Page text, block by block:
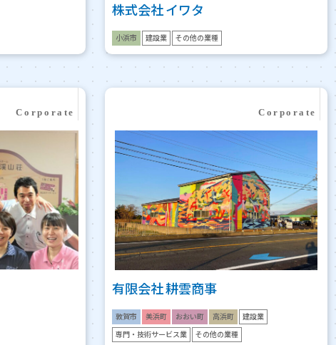
株式会社 イワタ
小浜市 建設業 その他の業種
有限会社 耕雲商事
敦賀市 美浜町 おおい町 高浜町 建設業
専門・技術サービス業 その他の業種